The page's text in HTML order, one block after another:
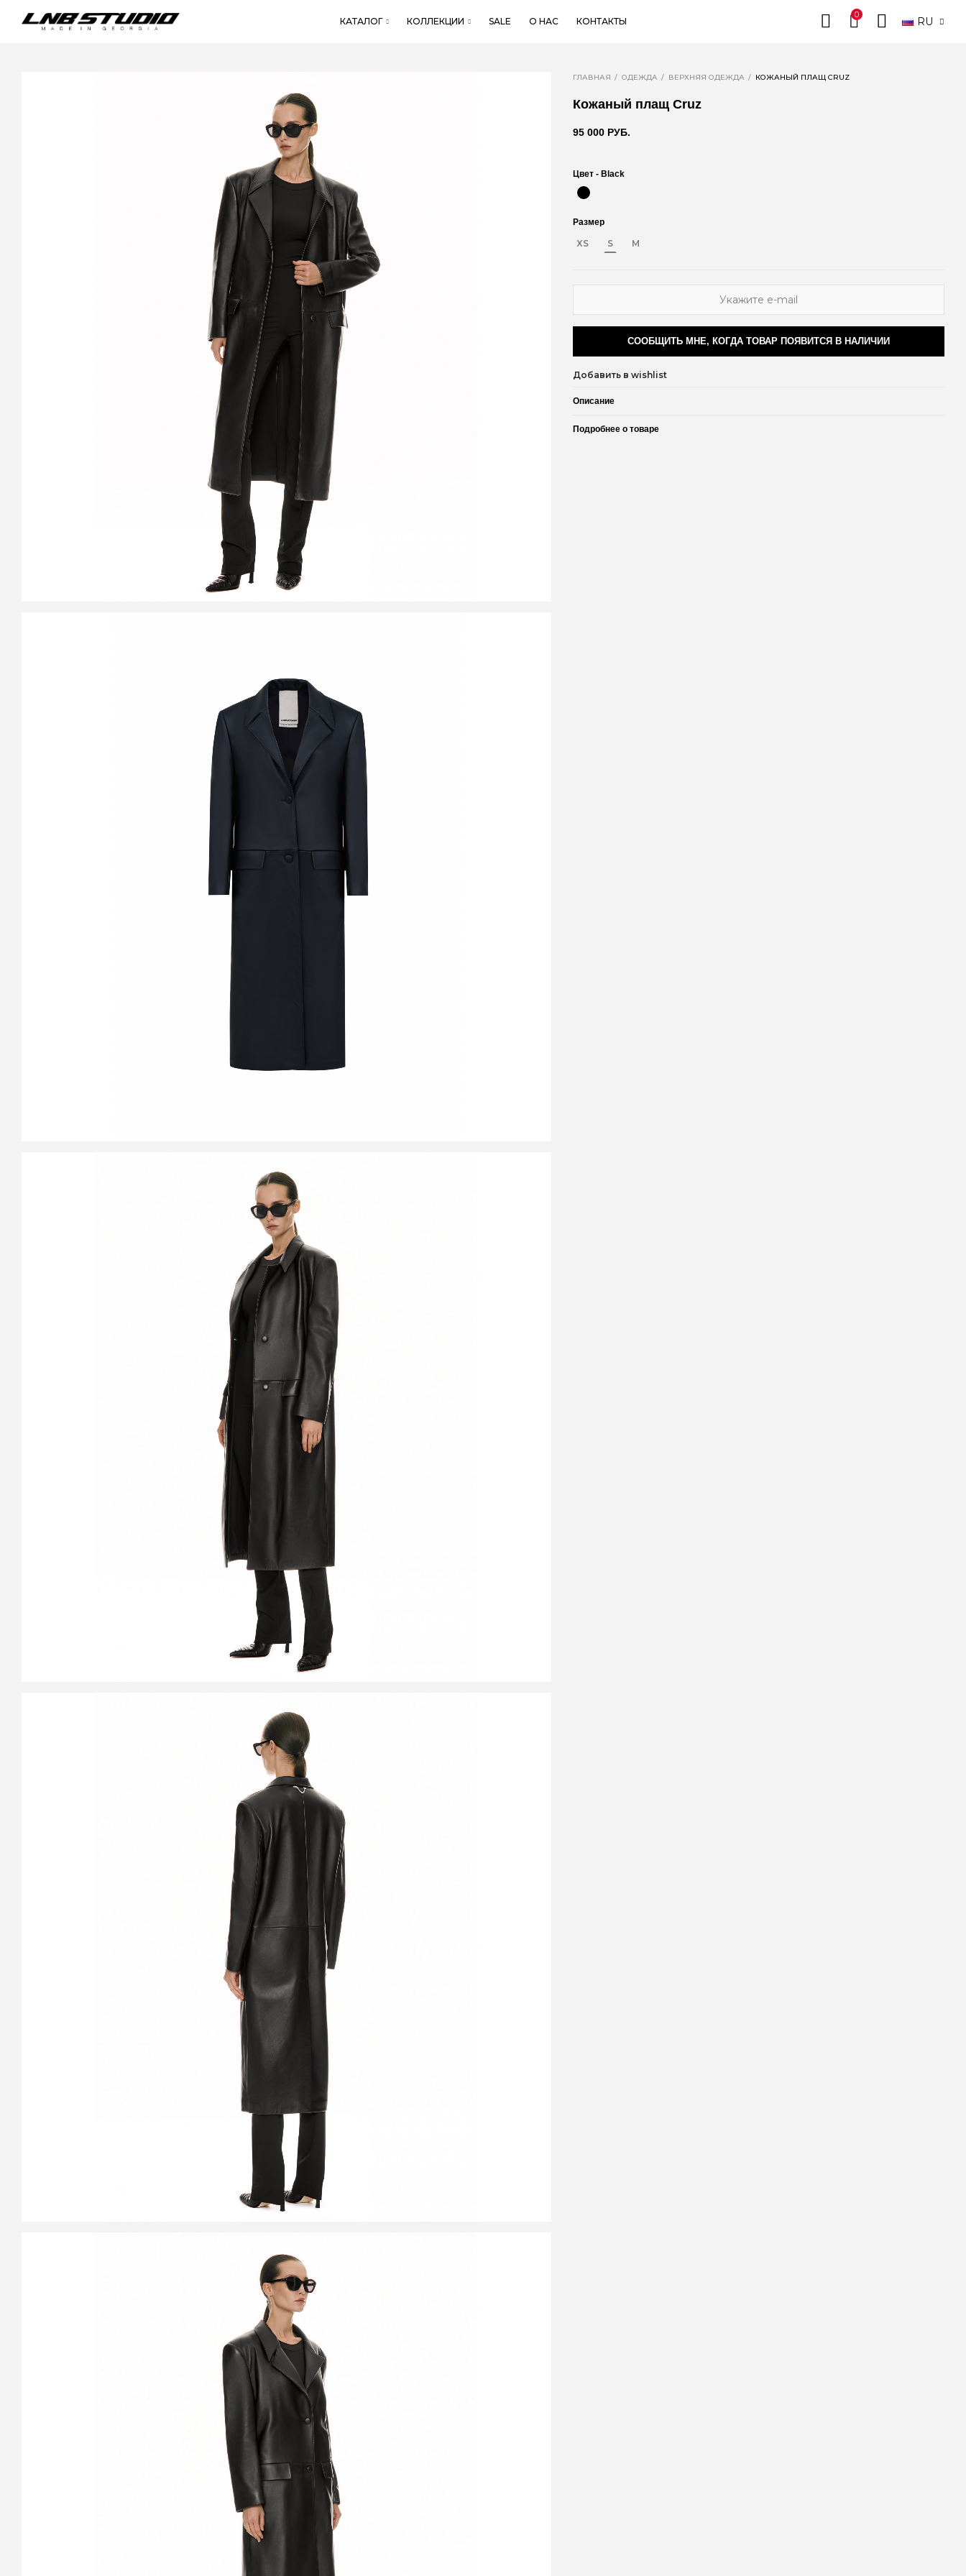
КАТАЛОГ КОЛЛЕКЦИИ SALE О НАС КОНТАКТЫ
0
RU
ГЛАВНАЯ ОДЕЖДА ВЕРХНЯЯ ОДЕЖДА КОЖАНЫЙ ПЛАЩ CRUZ
Кожаный плащ Cruz
95 000 РУБ.
Цвет - Black
Размер
XS S M
СООБЩИТЬ МНЕ, КОГДА ТОВАР ПОЯВИТСЯ В НАЛИЧИИ
Добавить в wishlist
Описание
Подробнее о товаре